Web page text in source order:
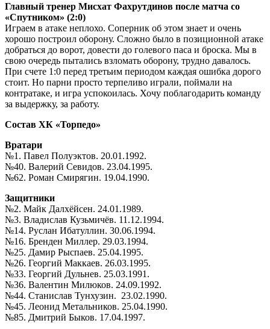
Главный тренер Мисхат Фахрутдинов после матча со
«Спутником» (2:0)
Играем в атаке неплохо. Соперник об этом знает и очень
хорошо построил оборону. Сложно было в позиционной атаке
добраться до ворот, довести до голевого паса и броска. Мы в
свою очередь пытались взломать оборону, трудно давалось.
При счете 1:0 перед третьим периодом каждая ошибка дорого
стоит. Но парни просто терпеливо играли, поймали на
контратаке, и игра успокоилась. Хочу поблагодарить команду
за выдержку, за работу.
Состав ХК «Торпедо»
Вратари
№1. Павел Полуэктов. 20.01.1992.
№40. Валерий Севидов. 23.04.1995.
№62. Роман Смирягин. 19.04.1990.
Защитники
№2. Майк Далхёйсен. 24.01.1989.
№3. Владислав Кузьмичёв. 11.12.1994.
№14. Руслан Ибатуллин. 30.06.1994.
№16. Бренден Миллер. 29.03.1994.
№25. Дамир Рыспаев. 25.04.1995.
№26. Георгий Маккаев. 26.03.1995.
№33. Георгий Дульнев. 25.03.1991.
№36. Валентин Милюков. 24.09.1992.
№44. Станислав Тунхузин. 23.02.1990.
№45. Леонид Метальников. 25.04.1990.
№85. Дмитрий Быков. 17.04.1997.